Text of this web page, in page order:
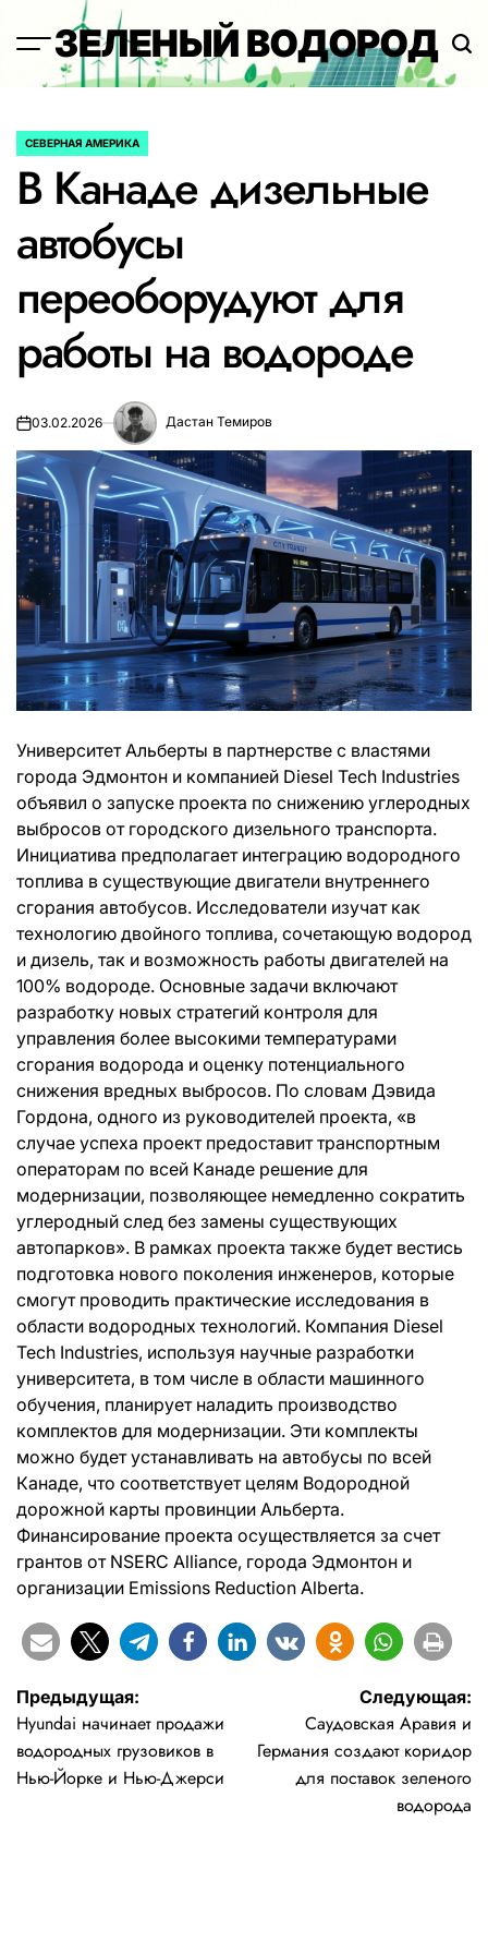
содержимому
ЗЕЛЕНЫЙ ВОДОРОД
ОПУБЛИКОВАНО
СЕВЕРНАЯ АМЕРИКА
В Канаде дизельные
автобусы
переоборудуют для
работы на водороде
03.02.2026 Дастан Темиров
Университет Альберты в партнерстве с властями
города Эдмонтон и компанией Diesel Tech Industries
объявил о запуске проекта по снижению углеродных
выбросов от городского дизельного транспорта.
Инициатива предполагает интеграцию водородного
топлива в существующие двигатели внутреннего
сгорания автобусов. Исследователи изучат как
технологию двойного топлива, сочетающую водород
и дизель, так и возможность работы двигателей на
100% водороде. Основные задачи включают
разработку новых стратегий контроля для
управления более высокими температурами
сгорания водорода и оценку потенциального
снижения вредных выбросов. По словам Дэвида
Гордона, одного из руководителей проекта, «в
случае успеха проект предоставит транспортным
операторам по всей Канаде решение для
модернизации, позволяющее немедленно сократить
углеродный след без замены существующих
автопарков». В рамках проекта также будет вестись
подготовка нового поколения инженеров, которые
смогут проводить практические исследования в
области водородных технологий. Компания Diesel
Tech Industries, используя научные разработки
университета, в том числе в области машинного
обучения, планирует наладить производство
комплектов для модернизации. Эти комплекты
можно будет устанавливать на автобусы по всей
Канаде, что соответствует целям Водородной
дорожной карты провинции Альберта.
Финансирование проекта осуществляется за счет
грантов от NSERC Alliance, города Эдмонтон и
организации Emissions Reduction Alberta.
Навигация
по
записям
Предыдущая:
Hyundai начинает продажи
водородных грузовиков в
Нью-Йорке и Нью-Джерси
Следующая:
Саудовская Аравия и
Германия создают коридор
для поставок зеленого
водорода